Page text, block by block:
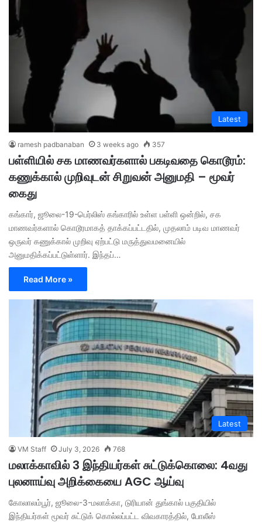
Latest
ramesh padbanaban 3 weeks ago 357
பள்ளியில் சக மாணவர்களால் பகடிவதை கொடூரம்:
கணுக்கால் முறிவுடன் சிறுவன் அனுமதி – மூவர்
கைது
கங்கார், ஜூலை-19-பெர்லிஸ் கங்காரில் உள்ள பள்ளி ஒன்றில், சக
மாணவர்களால் கொடூரமாகத் தாக்கப்பட்டதில், முதலாம் படிவ மாணவர்
ஒருவர் கணுக்கால் முறிவு ஏற்பட்டு மருத்துவமனையில்
அனுமதிக்கப்பட்டுள்ளார். இந்தப்…
Read More »
Latest
VM Staff July 3, 2026 768
மலாக்காவில் 3 இந்தியர்கள் சுட்டுக்கொலை: 4வது
புலனாய்வு அறிக்கையை AGC ஆய்வு
கோலாலம்பூர், ஜூலை-3-மலாக்கா, டுரியான் துங்கால் பகுதியில்
இந்தியர்கள் மூவர் சுட்டுக் கொல்லப்பட்ட விவகாரத்தில், போலீஸ்